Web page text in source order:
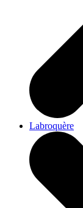
Labroquère